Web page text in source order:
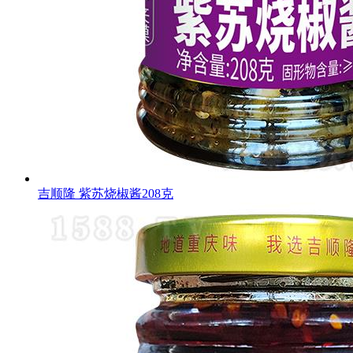
吉顺隆 紫苏烧椒酱208克